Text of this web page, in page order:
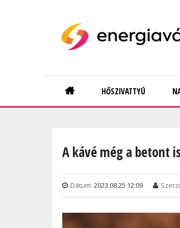
Main
navigation
HŐSZIVATTYÚ
A kávé még a betont
Dátum: 2023.08.25 12:09